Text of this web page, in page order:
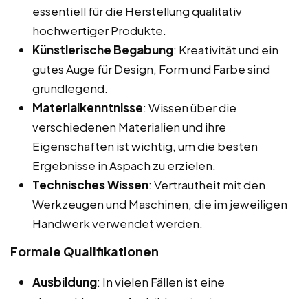
essentiell für die Herstellung qualitativ
hochwertiger Produkte.
Künstlerische Begabung: Kreativität und ein
gutes Auge für Design, Form und Farbe sind
grundlegend.
Materialkenntnisse: Wissen über die
verschiedenen Materialien und ihre
Eigenschaften ist wichtig, um die besten
Ergebnisse in Aspach zu erzielen.
Technisches Wissen: Vertrautheit mit den
Werkzeugen und Maschinen, die im jeweiligen
Handwerk verwendet werden.
Formale Qualifikationen
Ausbildung: In vielen Fällen ist eine